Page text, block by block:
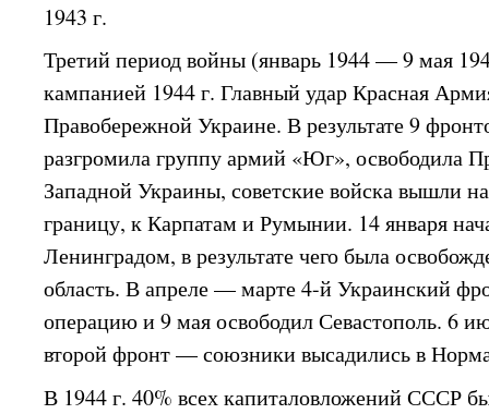
1943 г.
Третий период войны (январь 1944 — 9 мая
кампанией 1944 г. Главный удар Красная
Правобережной Украине. В результате 9
разгромила группу армий «Юг», освободила
Западной Украины, советские войска вышли
границу, к Карпатам и Румынии. 14 января
Ленинградом, в результате чего была
область. В апреле — марте 4-й Украинский
операцию и 9 мая освободил Севастополь. 6
второй фронт — союзники высадились в
В 1944 г. 40% всех капиталовложений СССР